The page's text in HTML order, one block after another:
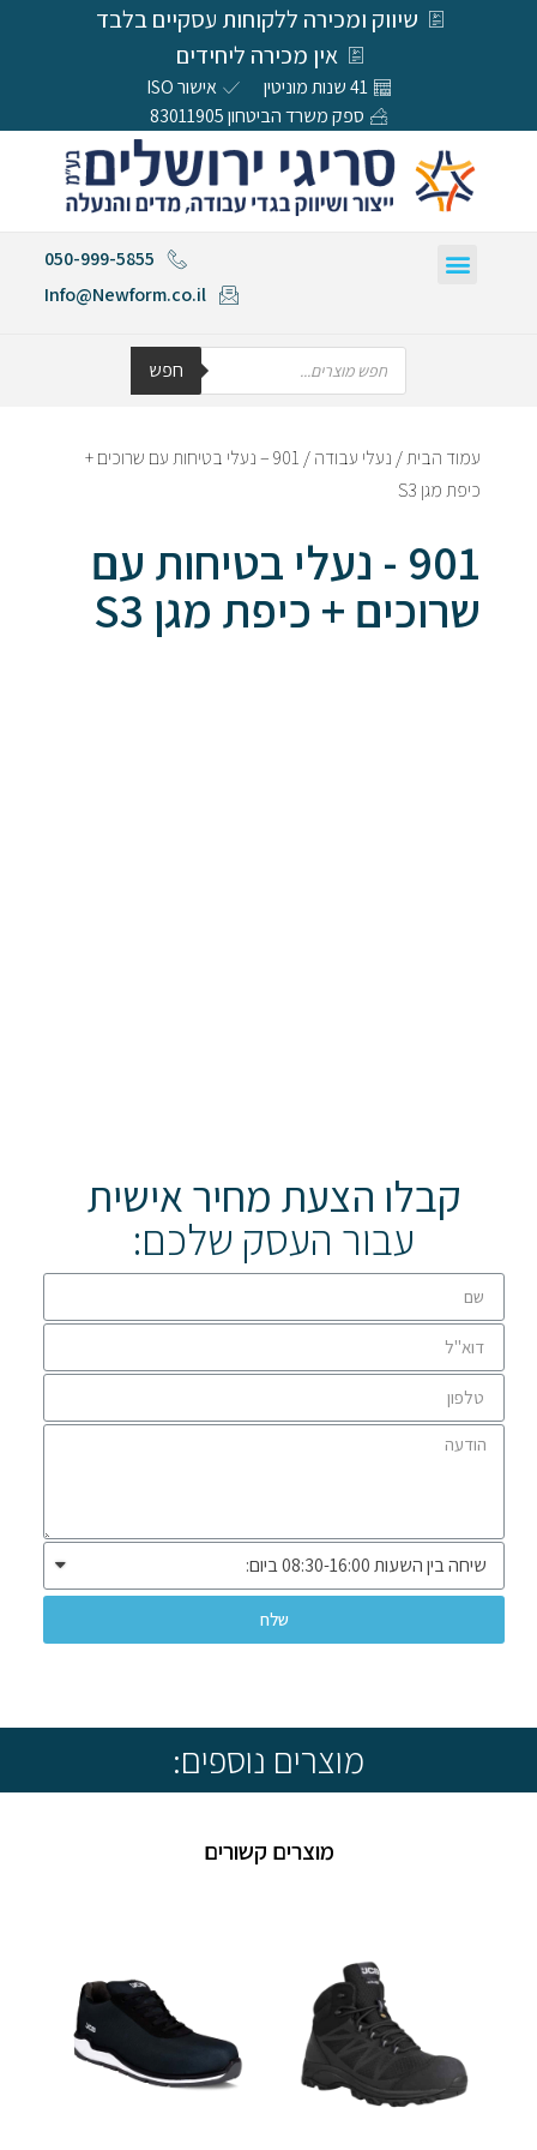
שיווק ומכירה ללקוחות עסקיים בלבד
אין מכירה ליחידים
41 שנות מוניטין
אישור ISO
ספק משרד הביטחון 83011905
050-999-5855
Info@Newform.co.il
חפש
עמוד הבית/ נעלי עבודה
/ 901 – נעלי בטיחות עם שרוכים +
כיפת מגן S3
901 - נעלי בטיחות עם
שרוכים + כיפת מגן S3
קבלו הצעת מחיר אישית
עבור העסק שלכם:
שלח
מוצרים נוספים:
מוצרים קשורים